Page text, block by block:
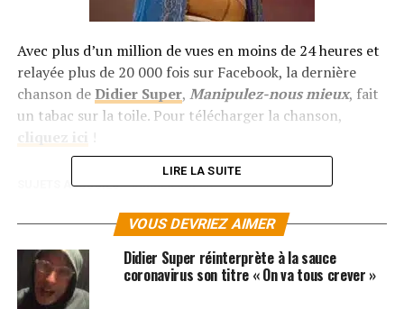
Avec plus d’un million de vues en moins de 24 heures et
relayée plus de 20 000 fois sur Facebook, la dernière
chanson deDidier Super, Manipulez-nous mieux, fait
un tabac sur la toile. Pour télécharger la chanson,
SUJETS ASSOCIÉS: DIDIER SUPER
LIRE LA SUITE
VOUS DEVRIEZ AIMER
Didier Super réinterprète à la sauce
coronavirus son titre « On va tous crever »